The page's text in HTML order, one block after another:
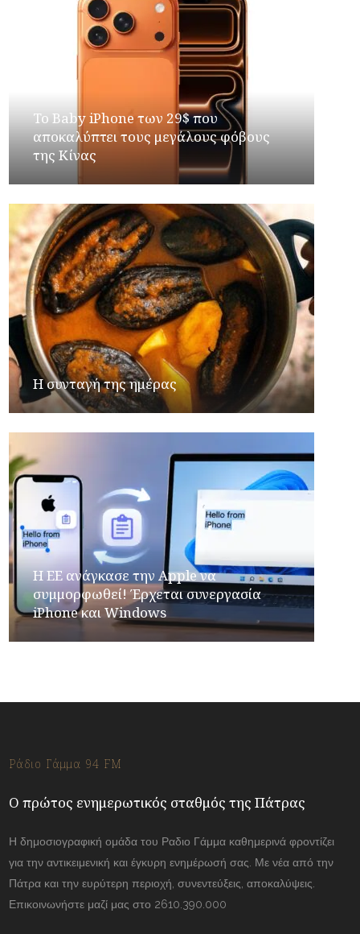
Το Baby iPhone των 29$ που
αποκαλύπτει τους μεγάλους φόβους
της Κίνας
Η συνταγή της ημέρας
H ΕΕ ανάγκασε την Apple να
συμμορφωθεί! Έρχεται συνεργασία
iPhone και Windows
Ράδιο Γάμμα 94 FM
Ο πρώτος ενημερωτικός σταθμός της Πάτρας
Η δημοσιογραφική ομάδα του Ραδιο Γάμμα καθημερινά φροντίζει
για την αντικειμενική και έγκυρη ενημέρωσή σας. Με νέα από την
Πάτρα και την ευρύτερη περιοχή, συνεντεύξεις, αποκαλύψεις.
Επικοινωνήστε μαζί μας στο 2610.390.000